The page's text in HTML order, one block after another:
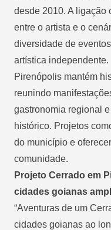
desde 2010. A ligação
entre o artista e o
diversidade de
artística independente.
Pirenópolis mantém
reunindo
gastronomia regional
histórico. Projetos
do município e
comunidade.
Projeto Cerrado em
cidades goianas
“Aventuras de um
cidades goianas ao